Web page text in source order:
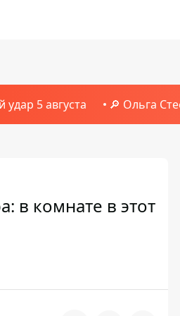
удар 5 августа 🔎 Ольга
в комнате в этот